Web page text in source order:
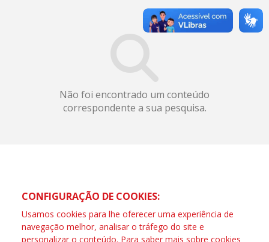
Não foi encontrado um conteúdo
correspondente a sua pesquisa.
CONFIGURAÇÃO DE COOKIES:
Usamos cookies para lhe oferecer uma experiência de
navegação melhor, analisar o tráfego do site e
personalizar o conteúdo. Para saber mais sobre cookies